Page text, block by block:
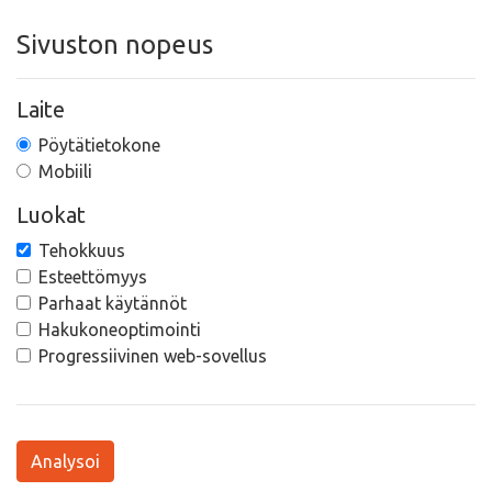
Sivuston nopeus
Laite
Pöytätietokone
Mobiili
Luokat
Tehokkuus
Esteettömyys
Parhaat käytännöt
Hakukoneoptimointi
Progressiivinen web-sovellus
Analysoi